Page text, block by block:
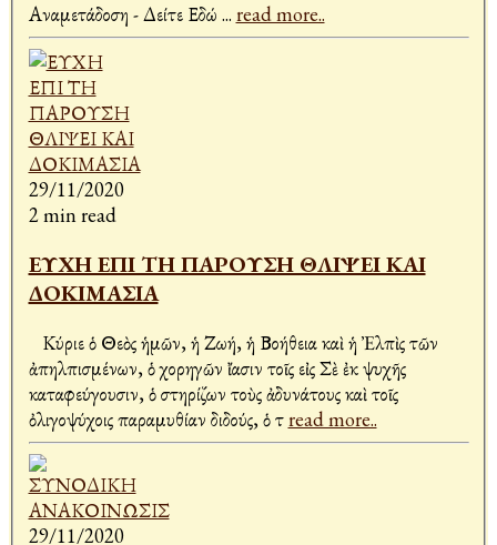
Αναμετάδοση - Δείτε Εδώ ... read more..
29/11/2020
2 min read
ΕΥΧΗ ΕΠΙ ΤΗ ΠΑΡΟΥΣΗ ΘΛΙΨΕΙ ΚΑΙ
ΔΟΚΙΜΑΣΙΑ
Κύριε ὁ Θεὸς ἡμῶν, ἡ Ζωή, ἡ Βοήθεια καὶ ἡ Ἐλπὶς τῶν
ἀπηλπισμένων, ὁ χορηγῶν ἴασιν τοῖς εἰς Σὲ ἐκ ψυχῆς
καταφεύγουσιν, ὁ στηρίζων τοὺς ἀδυνάτους καὶ τοῖς
ὀλιγοψύχοις παραμυθίαν διδούς, ὁ τread more..
29/11/2020